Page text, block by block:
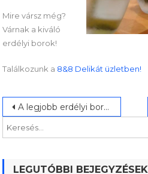
Mire vársz még?
Várnak a kiváló
erdélyi borok!
Találkozunk a 8&8 Delikát üzletben!
Bejegyzés
navigáció
A legjobb erdélyi borok a VinCE-én
LEGUTÓBBI BEJEGYZÉSEK